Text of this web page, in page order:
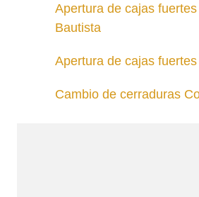
Apertura de cajas
Bautista
Apertura de cajas
Cambio de cerraduras